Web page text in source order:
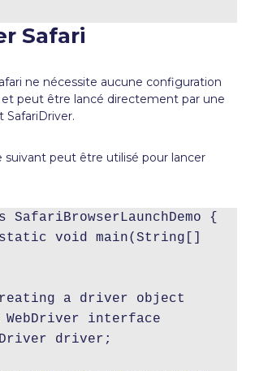
Safari
ne nécessite aucune configuration
peut être lancé directement par une
SafariDriver.
suivant peut être utilisé pour lancer
{
void main(String[]
a driver object
interface
driver;